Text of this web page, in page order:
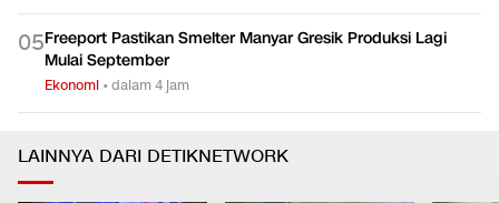
05Freeport Pastikan Smelter Manyar Gresik Produksi Lagi
Mulai September
Ekonomi •dalam 4 jam
LAINNYA DARI DETIKNETWORK